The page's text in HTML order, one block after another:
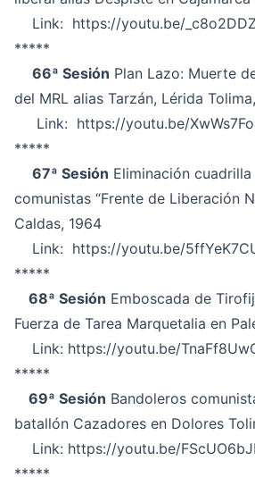
Link: https://youtu.be/
*****
66ª Sesión Plan Lazo: Muerte
del MRL alias Tarzán, Lérida
Link: https://youtu.be/
*****
67ª Sesión Eliminación
comunistas “Frente de Liberación
Caldas, 1964
Link: https://youtu.be/
*****
68ª Sesión Emboscada de
Fuerza de Tarea Marquetalia en
Link: https://youtu.be/
*****
69ª Sesión Bandoleros
batallón Cazadores en Dolores
Link: https://youtu.be/
*****